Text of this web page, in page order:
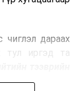
цахилгаан
лагийн
дараах
тул иргэд та